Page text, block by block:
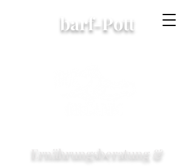
barf-Pott
Ernährungsberatung &